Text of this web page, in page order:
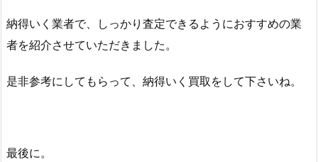
納得いく業者で、しっかり査定できるようにおすすめの業
者を紹介させていただきました。
是非参考にしてもらって、納得いく買取をして下さいね。
最後に。